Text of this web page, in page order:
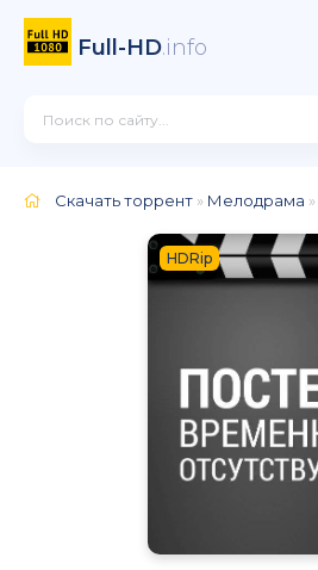
Full-HD.info
Скачать торрент » Мелодрама
HDRip